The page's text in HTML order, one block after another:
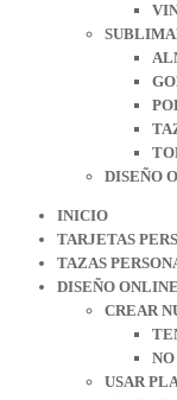
DISEÑO
INICIO
TARJETAS
TAZAS
DISEÑO ONLINE
CREAR
USAR